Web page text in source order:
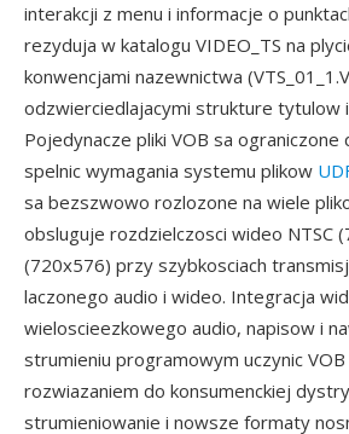
interakcji z menu i informacje o
rezyduja w katalogu VIDEO_TS na
konwencjami nazewnictwa
odzwierciedlajacymi strukture tytulow
Pojedynacze pliki VOB sa ograniczone
spelnic wymagania systemu plikow
sa bezszwowo rozlozone na wiele
obsluguje rozdzielczosci wideo NTSC
(720x576) przy szybkosciach
laczonego audio i wideo. Integracja
wieloscieezkowego audio, napisow i
strumieniu programowym uczynic
rozwiazaniem do konsumenckiej
strumieniowanie i nowsze formaty